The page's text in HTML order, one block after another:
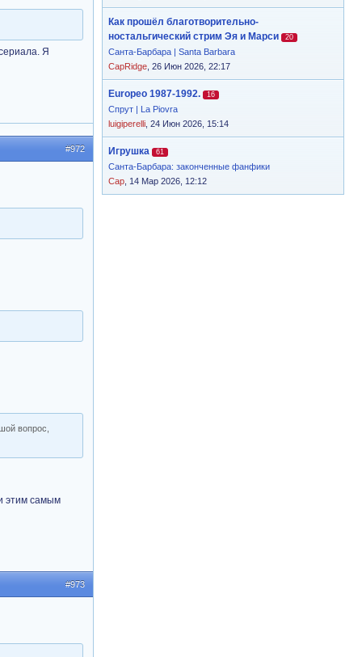
Как прошёл благотворительно-
ностальгический стрим Эя и Марси
20
Санта-Барбара | Santa Barbara
CapRidge , 26 Июн 2026, 22:17
Europeo 1987-1992. 16
Спрут | La Piovra
luigiperelli , 24 Июн 2026, 15:14
Игрушка 61
Санта-Барбара: законченные фанфики
Cap , 14 Мар 2026, 12:12
Я
#972
вопрос,
этим самым
#973